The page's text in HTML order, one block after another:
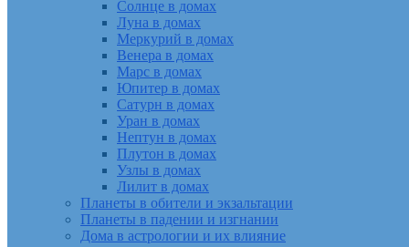
Солнце в домах
Луна в домах
Меркурий в домах
Венера в домах
Марс в домах
Юпитер в домах
Сатурн в домах
Уран в домах
Нептун в домах
Плутон в домах
Узлы в домах
Лилит в домах
Планеты в обители и экзальтации
Планеты в падении и изгнании
Дома в астрологии и их влияние